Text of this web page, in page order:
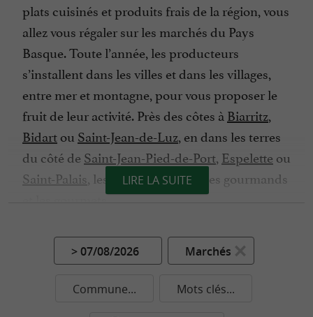
plats cuisinés et produits frais de la région, vous
allez vous régaler sur les marchés du Pays
Basque. Toute l’année, les producteurs
s’installent dans les villes et dans les villages,
entre mer et montagne, pour vous proposer le
fruit de leur activité. Près des côtes à Biarritz,
Bidartou Saint-Jean-de-Luz, en dans les terres
du côté de Saint-Jean-Pied-de-Port, Espelette ou
Saint-Palais , les marchés attirent les gourmands
et les gourmets.
marchés au Pays Basque, il y en a pour tous les
goûts et pour tous les budgets. Vous aimez la
charcuterie ? Dégustez le délicieux jambon de
LIRE LA SUITE
> 07/08/2026 Marchés
Commune... Mots clés...